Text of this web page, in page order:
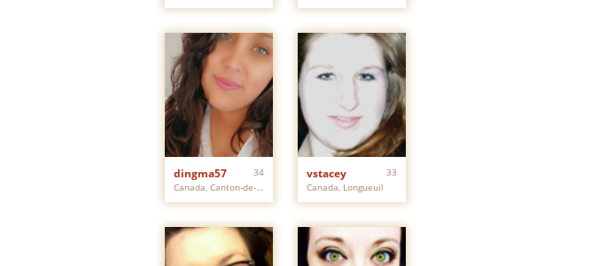
dingma57
34
Canada, Canton-de-Hatley
vstacey
33
Canada, Longueuil